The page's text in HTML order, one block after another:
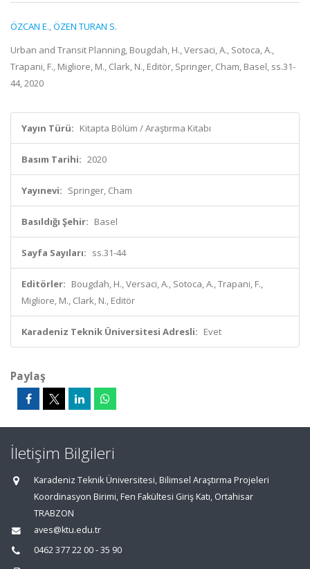
ÖZCAN E.,ÖZEN TURAN S.
Urban and Transit Planning, Bougdah, H., Versaci, A., Sotoca, A.,
Trapani, F., Migliore, M., Clark, N., Editör, Springer, Cham, Basel, ss.31-
44, 2020
Yayın Türü: Kitapta Bölüm / Araştırma Kitabı
Basım Tarihi: 2020
Yayınevi: Springer, Cham
Basıldığı Şehir: Basel
Sayfa Sayıları: ss.31-44
Editörler: Bougdah, H., Versaci, A., Sotoca, A., Trapani, F.,
Migliore, M., Clark, N., Editör
Karadeniz Teknik Üniversitesi Adresli: Evet
Paylaş
İletişim Bilgileri
Karadeniz Teknik Üniversitesi, Bilimsel Araştırma Projeleri
Koordinasyon Birimi, Fen Fakültesi Giriş Katı, Ortahisar
TRABZON
aves@ktu.edu.tr
0462 377 22 00 - 35 90